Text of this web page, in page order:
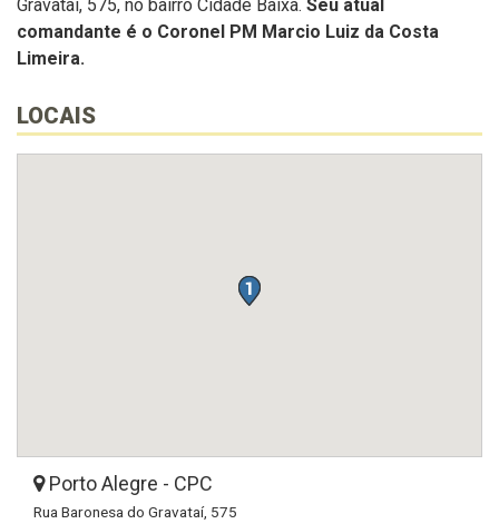
Gravataí, 575, no bairro Cidade Baixa. Seu atual
comandante é o Coronel PM Marcio Luiz da Costa
Limeira.
LOCAIS
Porto Alegre - CPC
Rua Baronesa do Gravataí, 575